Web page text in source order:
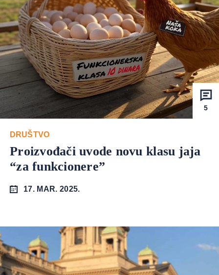
5
DRUŠTVO
Proizvođači uvode novu klasu jaja
“za funkcionere”
17. MAR. 2025.